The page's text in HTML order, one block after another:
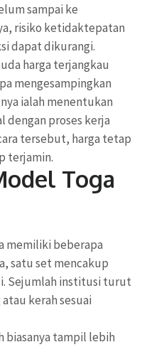
sampai ke
risiko ketidaktepatan
dapat dikurangi.
harga terjangkau
mengesampingkan
ialah menentukan
dengan proses kerja
tersebut, harga tetap
terjamin.
Toga
memiliki beberapa
satu set mencakup
Sejumlah institusi turut
kerah sesuai
biasanya tampil lebih